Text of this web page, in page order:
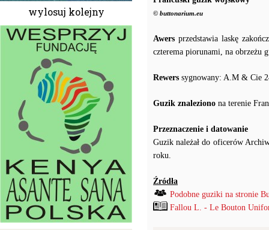
wylosuj kolejny © buttonarium.eu
Awers przedstawia laskę
czterema piorunami, na obrzeżu
Rewers sygnowany: A.M & Cie
Guzik znaleziono na terenie
Przeznaczenie i datowanie
Guzik należał do oficerów
roku.
Źródła
Podobne guziki na stronie
Fallou L. - Le Bouton